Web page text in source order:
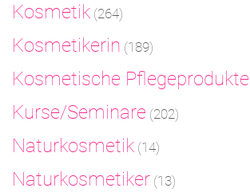
Kosmetik (264)
Kosmetikerin (189)
Kosmetische Pflegeprodukte
Kurse/Seminare (202)
Naturkosmetik (14)
Naturkosmetiker (13)